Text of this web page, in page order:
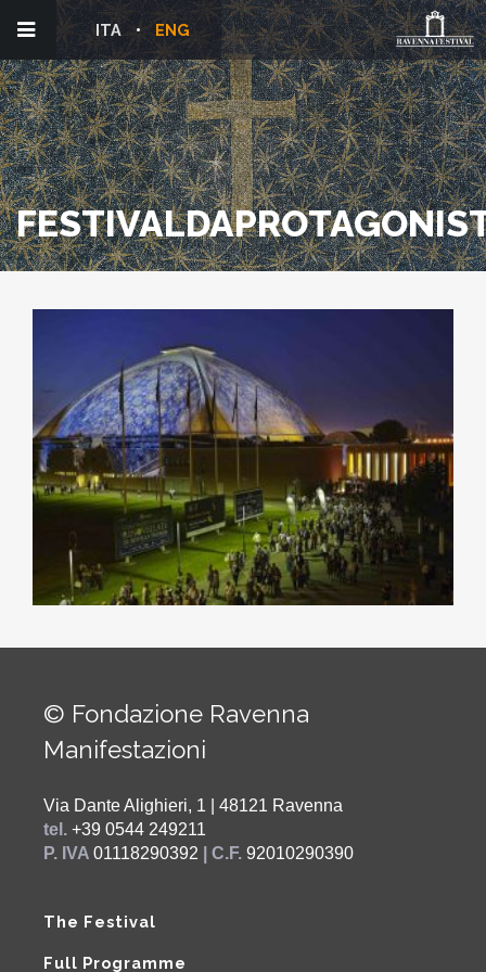
ENG
ITA
© Fondazione Ravenna
Manifestazioni
Via Dante Alighieri, 1 | 48121 Ravenna
tel. +39 0544 249211
P. IVA 01118290392 | C.F. 92010290390
The Festival
Full Programme